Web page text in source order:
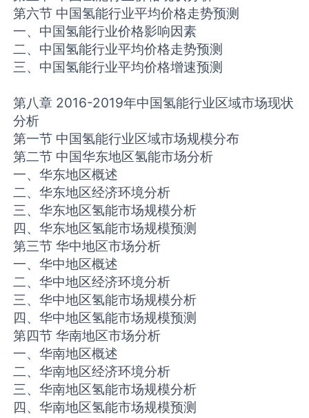
第六节 中国氢能行业平均价格走势预测
一、中国氢能行业价格影响因素
二、中国氢能行业平均价格走势预测
三、中国氢能行业平均价格增速预测
第八章 2016-2019年中国氢能行业区域市场现状
分析
第一节 中国氢能行业区域市场规模分布
第二节 中国华东地区氢能市场分析
一、华东地区概述
二、华东地区经济环境分析
三、华东地区氢能市场规模分析
四、华东地区氢能市场规模预测
第三节 华中地区市场分析
一、华中地区概述
二、华中地区经济环境分析
三、华中地区氢能市场规模分析
四、华中地区氢能市场规模预测
第四节 华南地区市场分析
一、华南地区概述
二、华南地区经济环境分析
三、华南地区氢能市场规模分析
四、华南地区氢能市场规模预测